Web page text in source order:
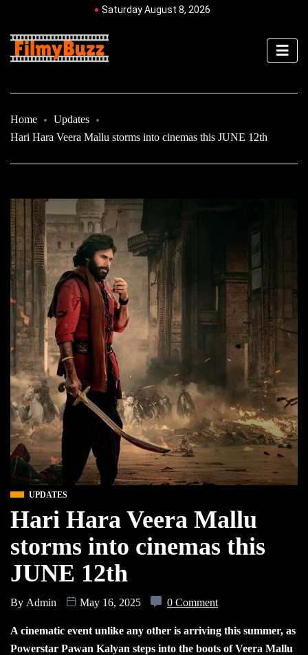
Saturday August 8, 2026
Home
Updates
Hari Hara Veera Mallu storms into cinemas this JUNE 12th
UPDATES
Hari Hara Veera Mallu
storms into cinemas this
JUNE 12th
By Admin May 16, 2025 0 Comment
A cinematic event unlike any other is arriving this summer, as
Powerstar Pawan Kalyan steps into the boots of Veera Mallu